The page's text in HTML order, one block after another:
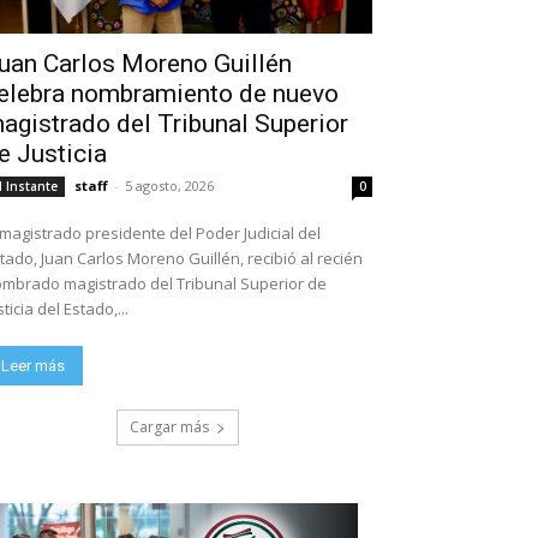
Carlos Moreno Guillén
nombramiento de nuevo
del Tribunal Superior
Justicia
Instante staff - 5 agosto, 2026 0
presidente del Poder Judicial del
Juan Carlos Moreno Guillén, recibió al recién
magistrado del Tribunal Superior de
del Estado,...
Leer más
Cargar más